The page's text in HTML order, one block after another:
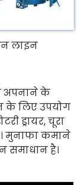
लाइन
अपनाने के
के लिए उपयोग
ड्रायर, चूरा
मुनाफा कमाने
समाधान है।